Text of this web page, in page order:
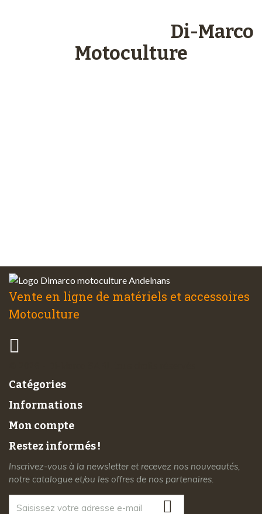
Di-Marco
Motoculture
Vente en ligne de matériels et accessoires
Motoculture
Catégories
Informations
Mon compte
Restez informés !
Inscrivez-vous à la newsletter et recevez nos nouveautés,
notre catalogue et/ou les offres de nos partenaires.